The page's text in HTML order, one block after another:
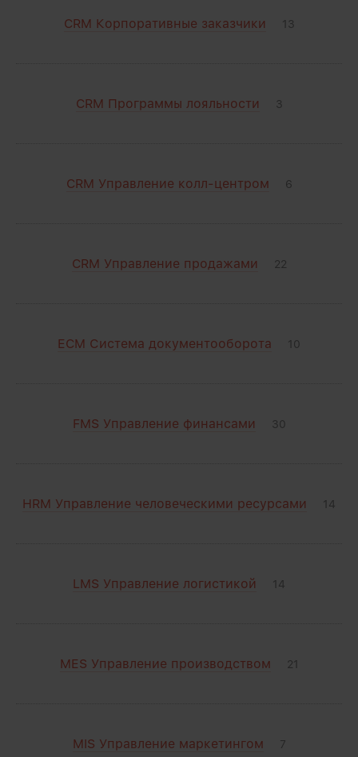
CRM Корпоративные заказчики 13
CRM Программы лояльности 3
CRM Управление колл-центром 6
CRM Управление продажами 22
ECM Система документооборота 10
FMS Управление финансами 30
HRM Управление человеческими ресурсами 14
LMS Управление логистикой 14
MES Управление производством 21
MIS Управление маркетингом 7